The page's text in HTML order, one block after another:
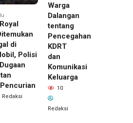
di
Polisi
Redaksi
Warga
Dalangan
tentang
Pencegahan
KDRT
dan
Komunikasi
Keluarga
10
Redaksi